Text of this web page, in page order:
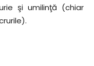
şi umilinţă (chiar